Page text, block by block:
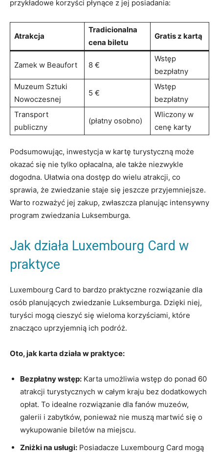
przykładowe korzyści płynące z​ jej posiadania:
Atrakcja
Tradicionalna
cena biletu
Gratis z kartą
Zamek w Beaufort 8 €
Wstęp
bezpłatny
Muzeum Sztuki​
Nowoczesnej
5 ‍€
Wstęp
bezpłatny
Transport
publiczny
(płatny osobno)
Wliczony ⁤w⁢
cenę karty
Podsumowując, inwestycja w ‌kartę turystyczną może
okazać się nie tylko‍ opłacalna, ale także niezwykle
dogodna. Ułatwia ​ona dostęp ‌do wielu atrakcji, co
sprawia, że zwiedzanie staje się jeszcze przyjemniejsze.
Warto rozważyć jej zakup, zwłaszcza‌ planując intensywny
program zwiedzania‌ Luksemburga.
Jak działa Luxembourg Card w
praktyce
Luxembourg ⁣Card to bardzo praktyczne ⁤rozwiązanie dla
osób planujących zwiedzanie Luksemburga. ⁣Dzięki niej,
turyści mogą cieszyć ⁢się wieloma korzyściami, które
znacząco uprzyjemnią ich podróż.
Oto, ‌jak karta działa w praktyce:
Bezpłatny wstęp: ‍Karta umożliwia wstęp do ponad 60
atrakcji turystycznych w całym kraju bez dodatkowych⁤
opłat. To idealne⁢ rozwiązanie dla fanów muzeów,
galerii i zabytków, ponieważ nie⁢ muszą ​martwić się o⁣
wykupowanie biletów na miejscu.
Zniżki na⁤ usługi: Posiadacze Luxembourg Card mogą